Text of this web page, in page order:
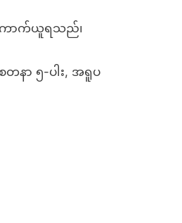
ကောက်ယူရသည်၊
နာ ၅-ပါး, အရူပ